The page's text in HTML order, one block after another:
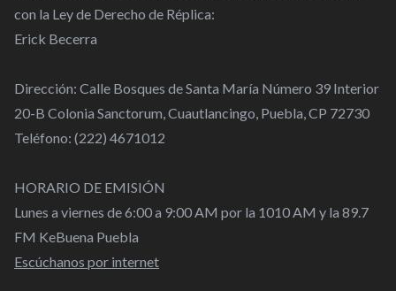
con la Ley de Derecho de Réplica:
Erick Becerra
Dirección: Calle Bosques de Santa María Número 39 Interior
20-B Colonia Sanctorum, Cuautlancingo, Puebla, CP 72730
Teléfono: (222) 4671012
HORARIO DE EMISIÓN
Lunes a viernes de 6:00 a 9:00 AM por la 1010 AM y la 89.7
FM KeBuena Puebla
Escúchanos por internet